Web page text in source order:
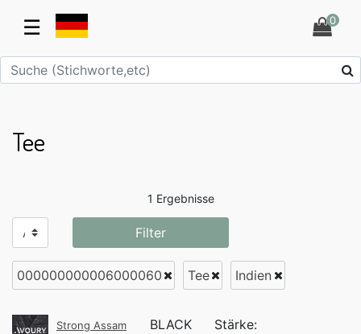
☰ 0
Tee
1 Ergebnisse
Filter
000000000006000060 Tee Indien
Strong Assam
BLACK
Stärke: